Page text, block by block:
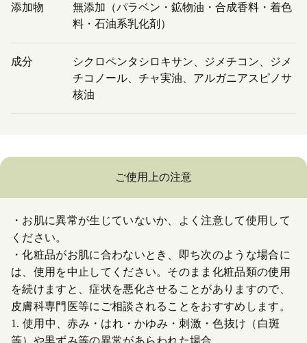
添加物
無添加（パラベン・鉱物油・合成香料・着色
料・石油系乳化剤）
成分
シクロペンタシロキサン、ジメチコン、ジメ
チコノール、チャ実油、アルガニアスピノサ
核油
ご使用上の注意
・お肌に異常が生じていないか、よく注意して使用して
ください。
・化粧品がお肌に合わないとき、即ち次のような場合に
は、使用を中止してください。そのまま化粧品類の使用
を続けますと、症状を悪化させることがありますので、
皮膚科専門医等にご相談されることをおすすめします。
1. 使用中、赤み・はれ・かゆみ・刺激・色抜け（白斑
等）や黒ずみ等の異常があらわれた場合